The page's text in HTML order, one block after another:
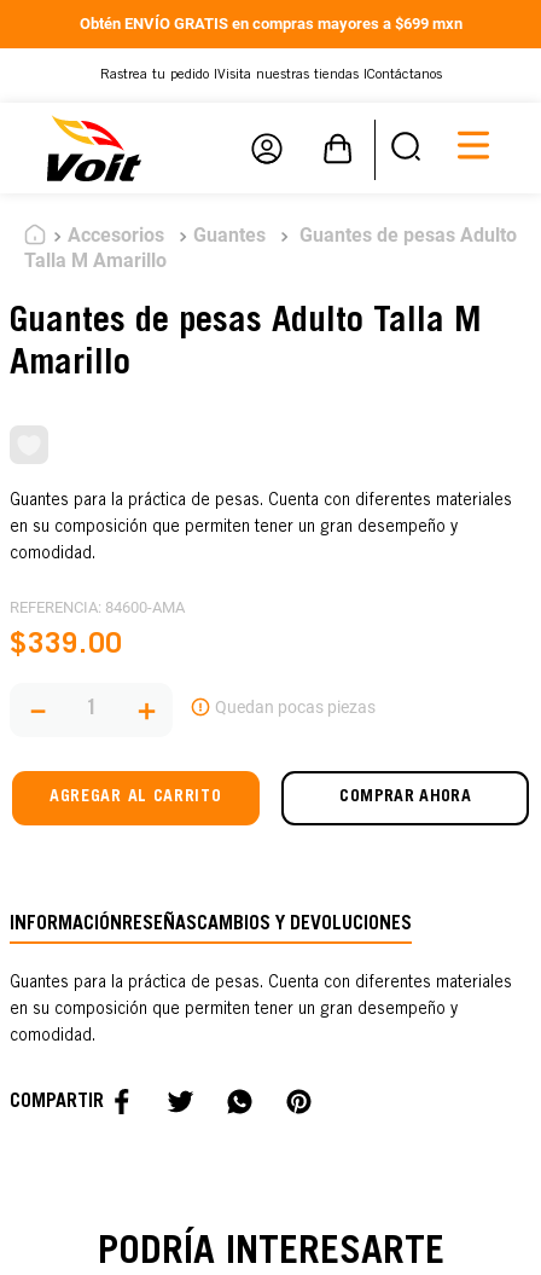
Obtén ENVÍO GRATIS en compras mayores a $699 mxn
Rastrea tu pedido | Visita nuestras tiendas | Contáctanos
Accesorios Guantes
Guantes de pesas Adulto
Talla M Amarillo
Guantes de pesas Adulto Talla M
Amarillo
Guantes para la práctica de pesas. Cuenta con diferentes materiales
en su composición que permiten tener un gran desempeño y
comodidad.
REFERENCIA: 84600-AMA
$339.00
＋
－
AGREGAR AL CARRITO COMPRAR AHORA
INFORMACIÓNRESEÑASCAMBIOS Y DEVOLUCIONES
Guantes para la práctica de pesas. Cuenta con diferentes materiales
en su composición que permiten tener un gran desempeño y
comodidad.
PODRÍA INTERESARTE